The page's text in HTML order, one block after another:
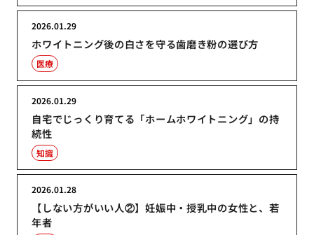
ホワイトニング後の白さを守る歯磨き粉の選び方
2026.01.29
医療
自宅でじっくり育てる「ホームホワイトニング」の持
続性
2026.01.29
知識
【しない方がいい人②】妊娠中・授乳中の女性と、若
年者
2026.01.28